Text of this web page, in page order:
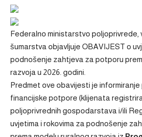
Federalno ministarstvo poljoprivrede,
šumarstva objavljuje OBAVIJEST o
podnošenje zahtjeva za potporu
razvoja u 2026. godini.
Predmet ove obavijesti je
financijske potpore (klijenata
poljoprivrednih gospodarstava i/ili
uvjetima i rokovima za podnošenje